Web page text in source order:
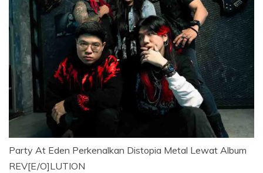
Party At Eden Perkenalkan Distopia Metal Lewat Album
REV[E/O]LUTION